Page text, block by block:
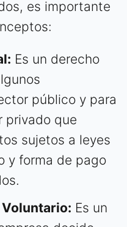
es importante
Es un derecho
público y para
privado que
sujetos a leyes
y forma de pago
Es un